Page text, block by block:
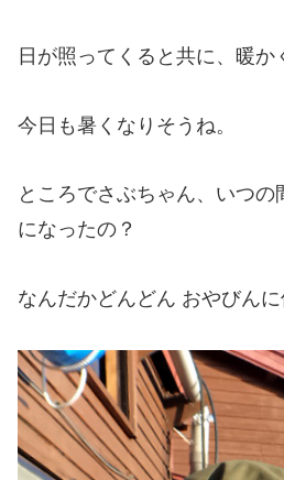
日が照ってくると共に、暖か
今日も暑くなりそうね。
ところでさぶちゃん、いつの
になったの？
なんだかどんどん おやびんに